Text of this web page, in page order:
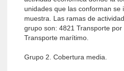
unidades que las conforman se
muestra. Las ramas de
grupo son: 4821 Transporte por
Transporte marítimo.
Grupo 2. Cobertura media.